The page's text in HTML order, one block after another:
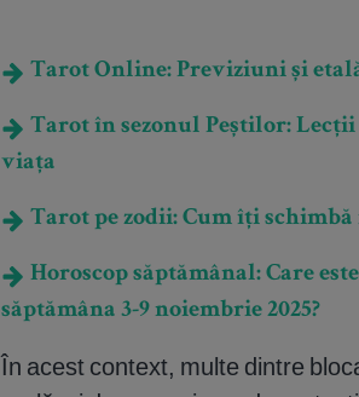
Tarot Online: Previziuni și
Tarot în sezonul Peștilor:
viața
Tarot pe zodii: Cum îți
Horoscop săptămânal: Care
săptămâna 3-9 noiembrie 2025?
În acest context, multe dintre